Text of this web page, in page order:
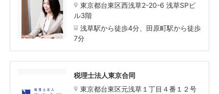
東京都台東区西浅草2-20-6 浅草SPビ
ル3階
浅草駅から徒歩4分、田原町駅から徒歩
7分
税理士法人東京合同
東京都台東区元浅草１丁目４番１２号